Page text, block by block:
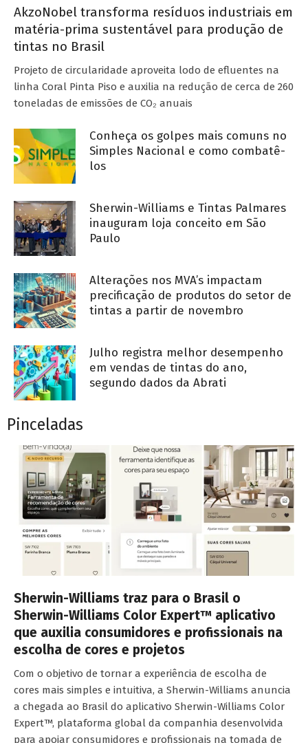
AkzoNobel transforma resíduos industriais em
matéria-prima sustentável para produção de
tintas no Brasil
Projeto de circularidade aproveita lodo de efluentes na
linha Coral Pinta Piso e auxilia na redução de cerca de 260
toneladas de emissões de CO₂ anuais
Conheça os golpes mais comuns no
Simples Nacional e como combatê-
los
Sherwin-Williams e Tintas Palmares
inauguram loja conceito em São
Paulo
Alterações nos MVA’s impactam
precificação de produtos do setor de
tintas a partir de novembro
Julho registra melhor desempenho
em vendas de tintas do ano,
segundo dados da Abrati
Pinceladas
Sherwin-Williams traz para o Brasil o
Sherwin-Williams Color Expert™ aplicativo
que auxilia consumidores e profissionais na
escolha de cores e projetos
Com o objetivo de tornar a experiência de escolha de
cores mais simples e intuitiva, a Sherwin-Williams anuncia
a chegada ao Brasil do aplicativo Sherwin-Williams Color
Expert™, plataforma global da companhia desenvolvida
para apoiar consumidores e profissionais na tomada de